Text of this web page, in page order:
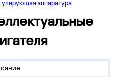
аппаратура